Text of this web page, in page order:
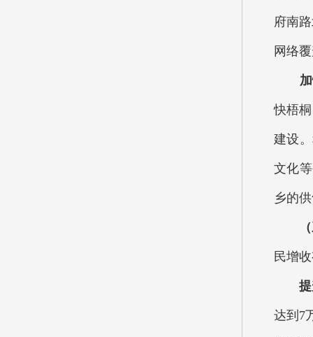
府南
网络
加快
快梧
建设
文化
乡的
（三
民增
提
达到7